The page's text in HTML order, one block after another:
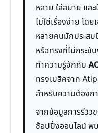
หลาย ใส่สบาย แล
ไม่ใช่เรื่องง่าย โด
หลายคนมักประสบ
หรือทรงที่ไม่กระ
ทำความรู้จักกับ
ทรงเบสิคจาก
สำหรับความต้องก
จากข้อมูลการรีวิว
ช้อปปิ้งออนไลน์ พ